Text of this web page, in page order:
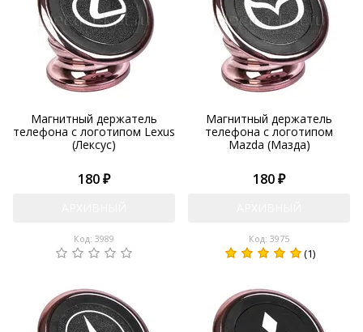
Магнитный держатель
телефона с логотипом Lexus
(Лексус)
180 ₽
Код: 3989
Магнитный держатель
телефона с логотипом
Mazda (Мазда)
180 ₽
Код: 3975
(1)